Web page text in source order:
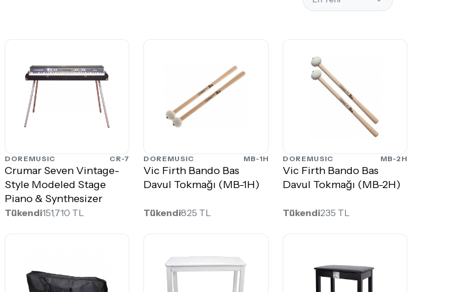
DOREMUSIC CR-7
Crumar Seven Vintage-
Style Modeled Stage
Piano & Synthesizer
Tükendi151,710 TL
DOREMUSIC MB-1H
Vic Firth Bando Bas
Davul Tokmağı (MB-1H)
Tükendi825 TL
DOREMUSIC MB-2H
Vic Firth Bando Bas
Davul Tokmağı (MB-2H)
Tükendi235 TL